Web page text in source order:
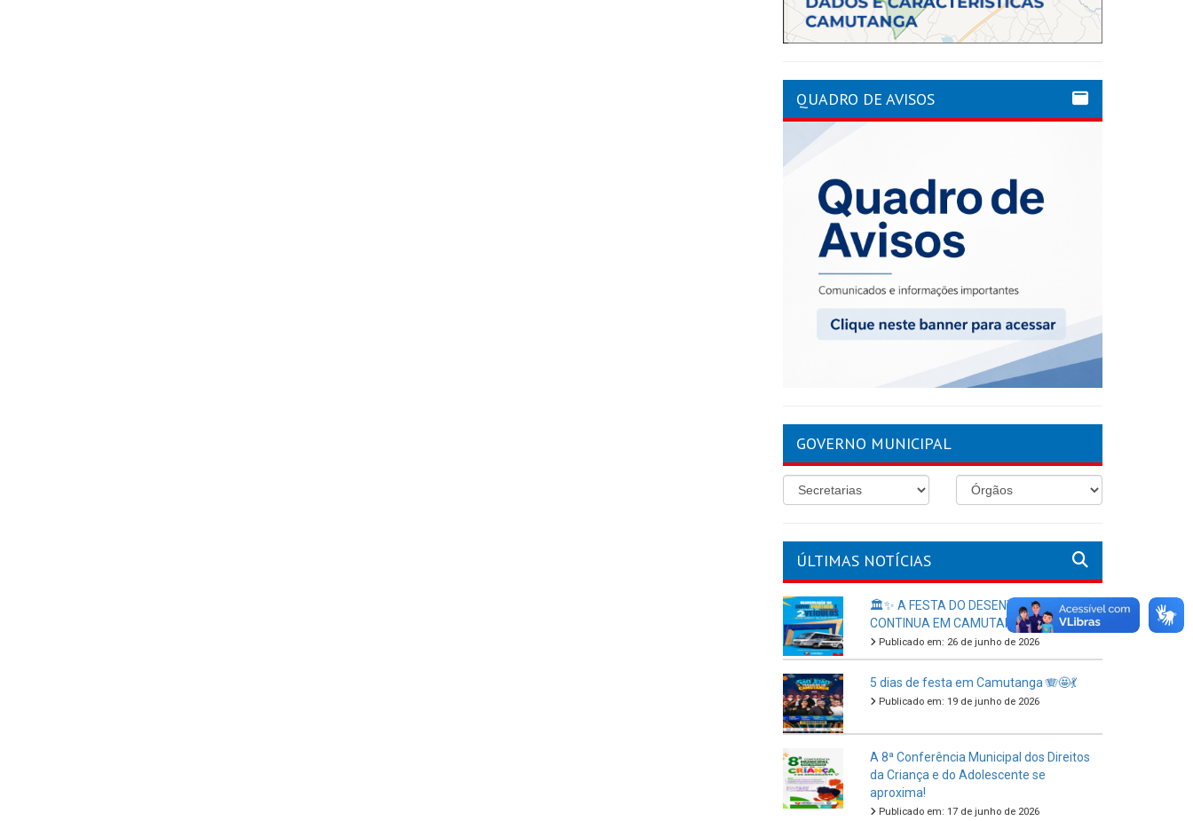
QUADRO DE AVISOS
GOVERNO MUNICIPAL
ÚLTIMAS NOTÍCIAS
🏛️✨ A FESTA DO DESENVOLVIMENTO
CONTINUA EM CAMUTANGA!
Publicado em: 26 de junho de 2026
5 dias de festa em Camutanga 🪗🤩💃
Publicado em: 19 de junho de 2026
A 8ª Conferência Municipal dos Direitos
da Criança e do Adolescente se
aproxima!
Publicado em: 17 de junho de 2026